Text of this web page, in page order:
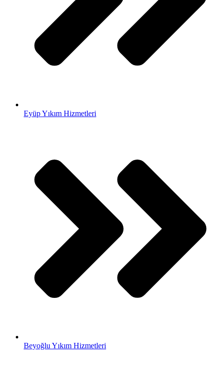
Eyüp Yıkım Hizmetleri
Beyoğlu Yıkım Hizmetleri